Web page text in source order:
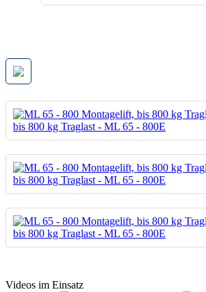
Videos im Einsatz